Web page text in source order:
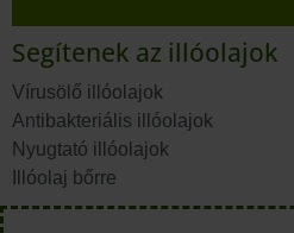
Segítenek az illóolajok
Vírusölő illóolajok
Antibakteriális illóolajok
Nyugtató illóolajok
Illóolaj bőrre